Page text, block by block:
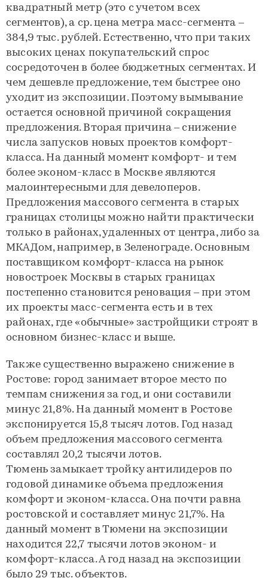
квадратный метр (это с учетом всех
сегментов), а ср. цена метра масс-сегмента –
384,9 тыс. рублей. Естественно, что при таких
высоких ценах покупательский спрос
сосредоточен в более бюджетных сегментах. И
чем дешевле предложение, тем быстрее оно
уходит из экспозиции. Поэтому вымывание
остается основной причиной сокращения
предложения. Вторая причина – снижение
числа запусков новых проектов комфорт-
класса. На данный момент комфорт- и тем
более эконом-класс в Москве являются
малоинтересными для девелоперов.
Предложения массового сегмента в старых
границах столицы можно найти практически
только в районах, удаленных от центра, либо за
МКАДом, например, в Зеленограде. Основным
поставщиком комфорт-класса на рынок
новостроек Москвы в старых границах
постепенно становится реновация – при этом
их проекты масс-сегмента есть и в тех
районах, где «обычные» застройщики строят в
основном бизнес-класс и выше.
Также существенно выражено снижение в
Ростове: город занимает второе место по
темпам снижения за год, и они составили
минус 21,8%. На данный момент в Ростове
экспонируется 15,8 тысяч лотов. Год назад
объем предложения массового сегмента
составлял 20,2 тысячи лотов.
Тюмень замыкает тройку антилидеров по
годовой динамике объема предложения
комфорт и эконом-класса. Она почти равна
ростовской и составляет минус 21,7%. На
данный момент в Тюмени на экспозиции
находится 22,7 тысячи лотов эконом- и
комфорт-класса. А год назад на экспозиции
было 29 тыс. объектов.